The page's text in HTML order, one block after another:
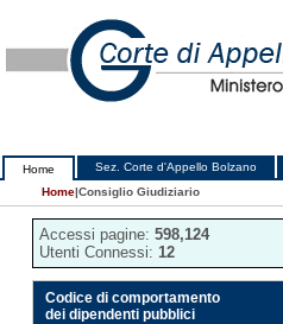
Home Sez. Corte d'Appello Bolzano
Home|Consiglio Giudiziario
Accessi pagine: 598,124
Utenti Connessi: 12
Codice di comportamento
dei dipendenti pubblici